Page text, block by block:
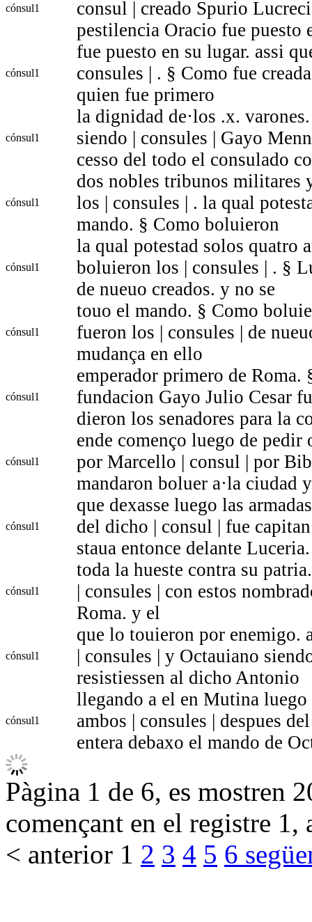
cónsul1
consul | creado Spurio
pestilencia Oracio fue puesto
cónsul1
fue puesto en su lugar. assi
consules | . § Como fue
quien fue primero
cónsul1
la dignidad de·los .x.
siendo | consules | Gayo
cesso del todo el consulado
cónsul1
dos nobles tribunos militares
los | consules | . la qual
mando. § Como boluieron
cónsul1
la qual potestad solos quatro
boluieron los | consules | . §
de nueuo creados. y no se
cónsul1
touo el mando. § Como
fueron los | consules | de
mudança en ello
cónsul1
emperador primero de
fundacion Gayo Julio Cesar
dieron los senadores para la
cónsul1
ende començo luego de
por Marcello | consul | por
mandaron boluer a·la ciudad y
cónsul1
que dexasse luego las
del dicho | consul | fue
staua entonce delante Luceria.
cónsul1
toda la hueste contra su
| consules | con estos
Roma. y el
cónsul1
que lo touieron por enemigo.
| consules | y Octauiano
resistiessen al dicho Antonio
cónsul1
llegando a el en Mutina
ambos | consules | despues
entera debaxo el mando de
Pàgina 1 de 6, es mostren
començant en el registre 1,
< anterior 1 2 3 4 5 6